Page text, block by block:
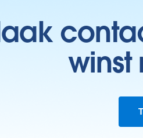
winst